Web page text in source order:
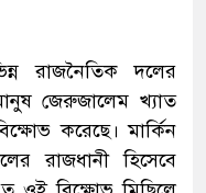
রাজনৈতিক দলের
জেরুজালেম খ্যাত
করেছে। মার্কিন
রাজধানী হিসেবে